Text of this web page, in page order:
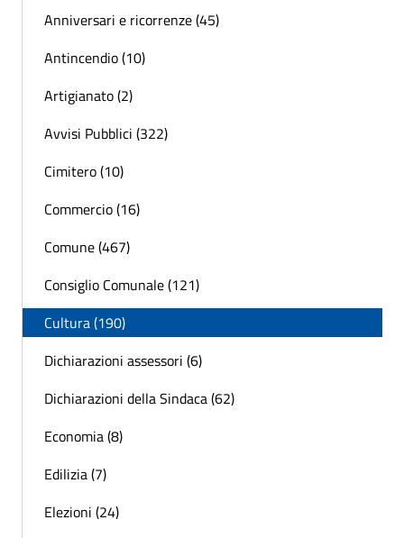
Anniversari e ricorrenze (45)
Antincendio (10)
Artigianato (2)
Avvisi Pubblici (322)
Cimitero (10)
Commercio (16)
Comune (467)
Consiglio Comunale (121)
Cultura (190)
Dichiarazioni assessori (6)
Dichiarazioni della Sindaca (62)
Economia (8)
Edilizia (7)
Elezioni (24)